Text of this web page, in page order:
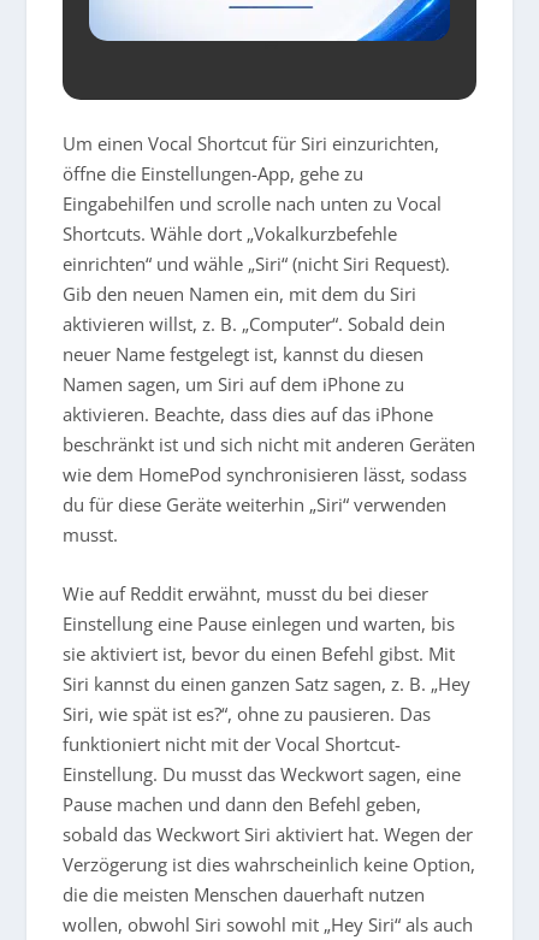
Um einen Vocal Shortcut für Siri einzurichten,
öffne die Einstellungen-App, gehe zu
Eingabehilfen und scrolle nach unten zu Vocal
Shortcuts. Wähle dort „Vokalkurzbefehle
einrichten“ und wähle „Siri“ (nicht Siri Request).
Gib den neuen Namen ein, mit dem du Siri
aktivieren willst, z. B. „Computer“. Sobald dein
neuer Name festgelegt ist, kannst du diesen
Namen sagen, um Siri auf dem iPhone zu
aktivieren. Beachte, dass dies auf das iPhone
beschränkt ist und sich nicht mit anderen Geräten
wie dem HomePod synchronisieren lässt, sodass
du für diese Geräte weiterhin „Siri“ verwenden
musst.
Wie auf Reddit erwähnt, musst du bei dieser
Einstellung eine Pause einlegen und warten, bis
sie aktiviert ist, bevor du einen Befehl gibst. Mit
Siri kannst du einen ganzen Satz sagen, z. B. „Hey
Siri, wie spät ist es?“, ohne zu pausieren. Das
funktioniert nicht mit der Vocal Shortcut-
Einstellung. Du musst das Weckwort sagen, eine
Pause machen und dann den Befehl geben,
sobald das Weckwort Siri aktiviert hat. Wegen der
Verzögerung ist dies wahrscheinlich keine Option,
die die meisten Menschen dauerhaft nutzen
wollen, obwohl Siri sowohl mit „Hey Siri“ als auch